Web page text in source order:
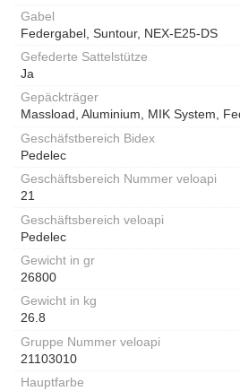
Gabel
Federgabel, Suntour, NEX-E25-DS
Gefederte Sattelstütze
Ja
Gepäckträger
Massload, Aluminium, MIK System,
Geschäfstbereich Bidex
Pedelec
Geschäftsbereich Nummer veloapi
21
Geschäftsbereich veloapi
Pedelec
Gewicht in gr
26800
Gewicht in kg
26.8
Gruppe Nummer veloapi
21103010
Hauptfarbe